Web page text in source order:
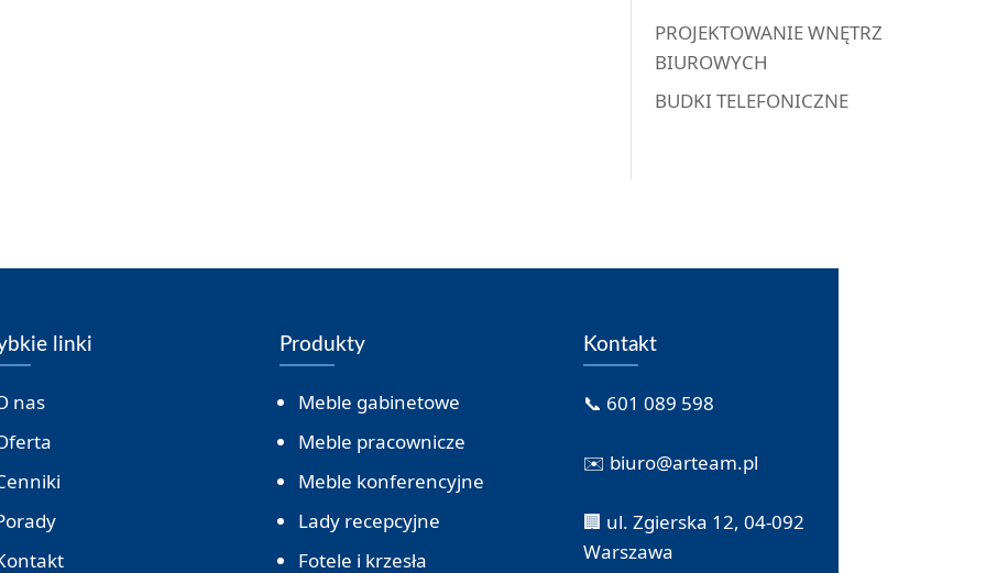
PROJEKTOWANIE WNĘTRZ
BIUROWYCH
BUDKI TELEFONICZNE
linki
nas
Produkty
Meble gabinetowe
Meble pracownicze
Meble konferencyjne
Lady recepcyjne
Fotele i krzesła
Kontakt
📞 601 089 598
✉️ biuro@arteam.pl
🏢 ul. Zgierska 12, 04-092
Warszawa